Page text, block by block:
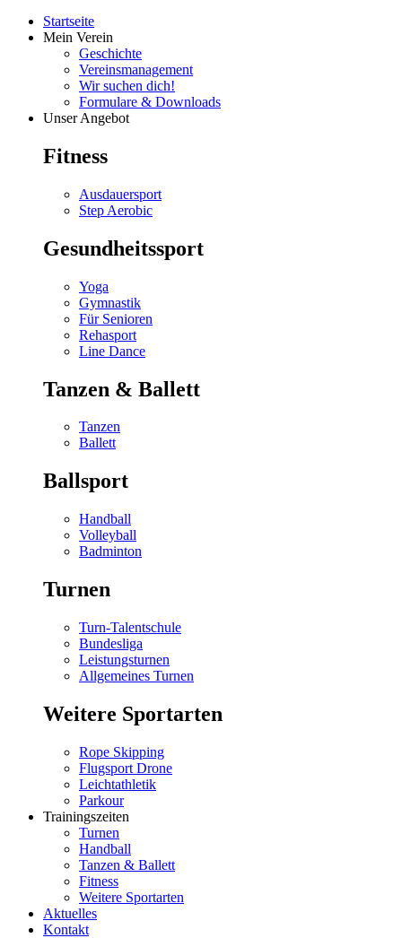
Startseite
Mein Verein
Geschichte
Vereinsmanagement
Wir suchen dich!
Formulare & Downloads
Unser Angebot
Fitness
Ausdauersport
Step Aerobic
Gesundheitssport
Yoga
Gymnastik
Für Senioren
Rehasport
Line Dance
Tanzen & Ballett
Tanzen
Ballett
Ballsport
Handball
Volleyball
Badminton
Turnen
Turn-Talentschule
Bundesliga
Leistungsturnen
Allgemeines Turnen
Weitere Sportarten
Rope Skipping
Flugsport Drone
Leichtathletik
Parkour
Trainingszeiten
Turnen
Handball
Tanzen & Ballett
Fitness
Weitere Sportarten
Aktuelles
Kontakt